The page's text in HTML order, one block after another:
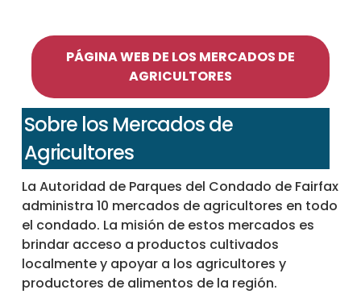
PÁGINA WEB DE LOS MERCADOS DE
AGRICULTORES
Sobre los Mercados de
Agricultores
La Autoridad de Parques del Condado de Fairfax
administra 10 mercados de agricultores en todo
el condado. La misión de estos mercados es
brindar acceso a productos cultivados
localmente y apoyar a los agricultores y
productores de alimentos de la región.